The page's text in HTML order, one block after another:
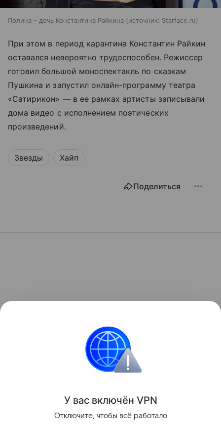
Полина – дочь Константина Райкина источник: Starface.ru
При этом в период карантина Константин Райкин
оставался невероятно трудоспособен. Режиссер
готовил большой моноспектакль по сказкам
Пушкина и запустил онлайн-программу театра
«Сатирикон» — в ее рамках артисты записывали
дома видео с исполнением поэтических
произведений.
Звезды Хайп
Поделиться
У вас включён VPN
Отключите, чтобы всё работало